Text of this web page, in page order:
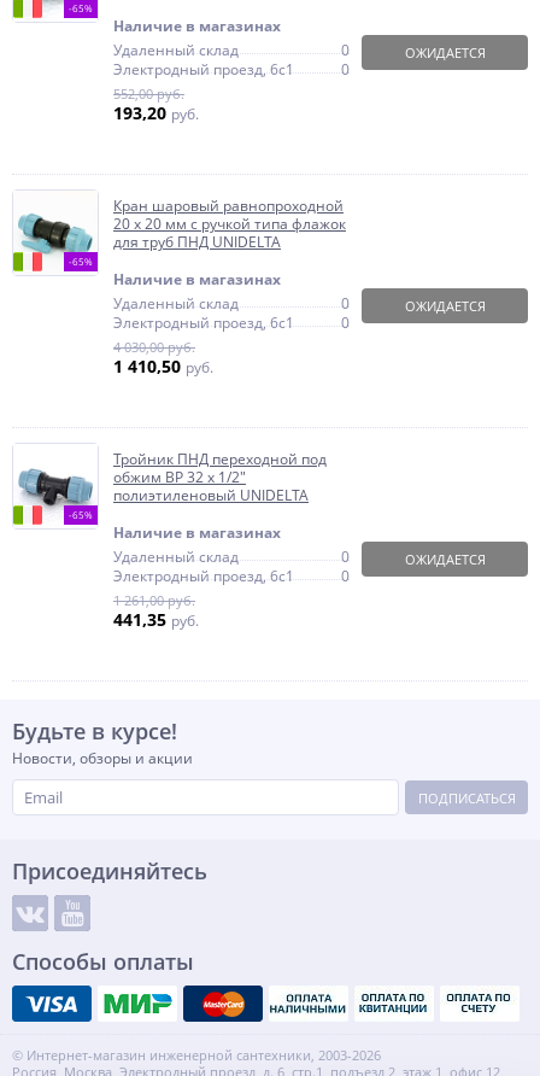
-65%
Наличие в магазинах
Удаленный склад
0
Электродный проезд, 6с1
0
552,00 руб.
193,20 руб.
ОЖИДАЕТСЯ
-65%
Кран шаровый равнопроходной
20 x 20 мм с ручкой типа флажок
для труб ПНД UNIDELTA
Наличие в магазинах
Удаленный склад
0
Электродный проезд, 6с1
0
4 030,00 руб.
1 410,50 руб.
ОЖИДАЕТСЯ
-65%
Тройник ПНД переходной под
обжим ВР 32 x 1/2"
полиэтиленовый UNIDELTA
Наличие в магазинах
Удаленный склад
0
Электродный проезд, 6с1
0
1 261,00 руб.
441,35 руб.
ОЖИДАЕТСЯ
Будьте в курсе!
Новости, обзоры и акции
ПОДПИСАТЬСЯ
Присоединяйтесь
Способы оплаты
© Интернет-магазин инженерной сантехники, 2003-2026
Россия, Москва, Электродный проезд, д. 6, стр.1, подъезд 2, этаж 1, офис 12